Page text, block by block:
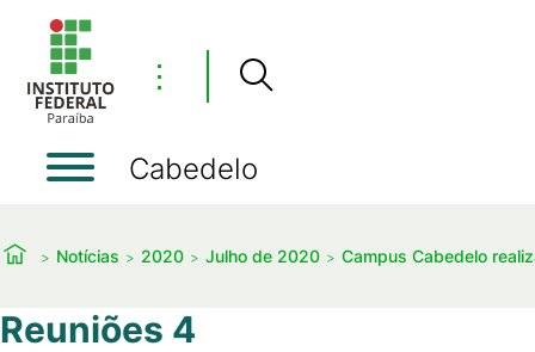
⋮
Cabedelo
Notícias 2020 Julho de 2020 Campus Cabedelo
Reuniões 4